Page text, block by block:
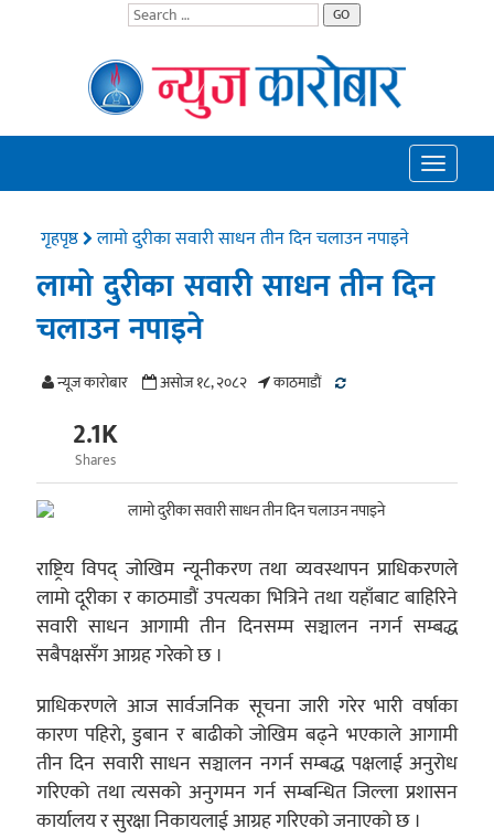
GO
Toggle
गृहपृष्ठ लामो दुरीका सवारी साधन तीन दिन चलाउन नपाइने
लामो दुरीका सवारी साधन तीन दिन
चलाउन नपाइने
न्यूज काराेबार असोज १८, २०८२ काठमाडाैं
2.1K
Shares
राष्ट्रिय विपद् जोखिम न्यूनीकरण तथा व्यवस्थापन प्राधिकरणले
लामो दूरीका र काठमाडौं उपत्यका भित्रिने तथा यहाँबाट बाहिरिने
सवारी साधन आगामी तीन दिनसम्म सञ्चालन नगर्न सम्बद्ध
सबैपक्षसँग आग्रह गरेको छ ।
प्राधिकरणले आज सार्वजनिक सूचना जारी गरेर भारी वर्षाका
कारण पहिरो, डुबान र बाढीको जोखिम बढ्ने भएकाले आगामी
तीन दिन सवारी साधन सञ्चालन नगर्न सम्बद्ध पक्षलाई अनुरोध
गरिएको तथा त्यसको अनुगमन गर्न सम्बन्धित जिल्ला प्रशासन
कार्यालय र सुरक्षा निकायलाई आग्रह गरिएको जनाएको छ ।